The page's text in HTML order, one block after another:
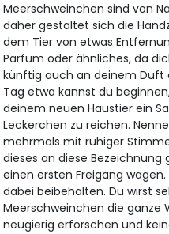
Meerschweinchen sind von
daher gestaltet sich die
dem Tier von etwas
Parfum oder ähnliches, da
künftig auch an deinem Duft
Tag etwa kannst du
deinem neuen Haustier ein
Leckerchen zu reichen.
mehrmals mit ruhiger
dieses an diese Bezeichnung
einen ersten Freigang
dabei beibehalten. Du wirst
Meerschweinchen die ganze
neugierig erforschen und